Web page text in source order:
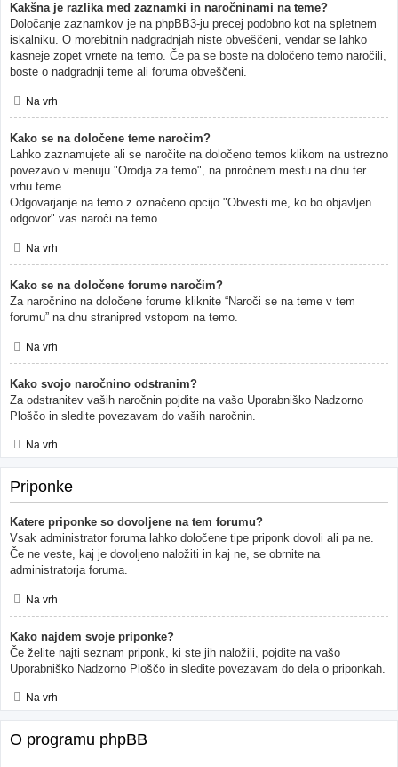
Kakšna je razlika med zaznamki in naročninami na teme?
Določanje zaznamkov je na phpBB3-ju precej podobno kot na spletnem
iskalniku. O morebitnih nadgradnjah niste obveščeni, vendar se lahko
kasneje zopet vrnete na temo. Če pa se boste na določeno temo naročili,
boste o nadgradnji teme ali foruma obveščeni.
Na vrh
Kako se na določene teme naročim?
Lahko zaznamujete ali se naročite na določeno temos klikom na ustrezno
povezavo v menuju "Orodja za temo", na priročnem mestu na dnu ter
vrhu teme.
Odgovarjanje na temo z označeno opcijo "Obvesti me, ko bo objavljen
odgovor" vas naroči na temo.
Na vrh
Kako se na določene forume naročim?
Za naročnino na določene forume kliknite “Naroči se na teme v tem
forumu” na dnu stranipred vstopom na temo.
Na vrh
Kako svojo naročnino odstranim?
Za odstranitev vaših naročnin pojdite na vašo Uporabniško Nadzorno
Ploščo in sledite povezavam do vaših naročnin.
Na vrh
Priponke
Katere priponke so dovoljene na tem forumu?
Vsak administrator foruma lahko določene tipe priponk dovoli ali pa ne.
Če ne veste, kaj je dovoljeno naložiti in kaj ne, se obrnite na
administratorja foruma.
Na vrh
Kako najdem svoje priponke?
Če želite najti seznam priponk, ki ste jih naložili, pojdite na vašo
Uporabniško Nadzorno Ploščo in sledite povezavam do dela o priponkah.
Na vrh
O programu phpBB